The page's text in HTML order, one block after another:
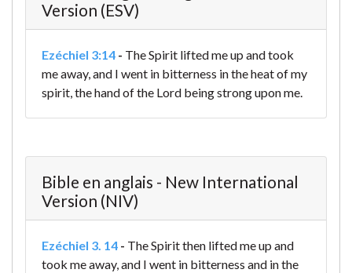
Version (ESV)
Ezéchiel 3:14 - The Spirit lifted me up and took
me away, and I went in bitterness in the heat of my
spirit, the hand of the Lord being strong upon me.
Bible en anglais - New International
Version (NIV)
Ezéchiel 3. 14 - The Spirit then lifted me up and
took me away, and I went in bitterness and in the